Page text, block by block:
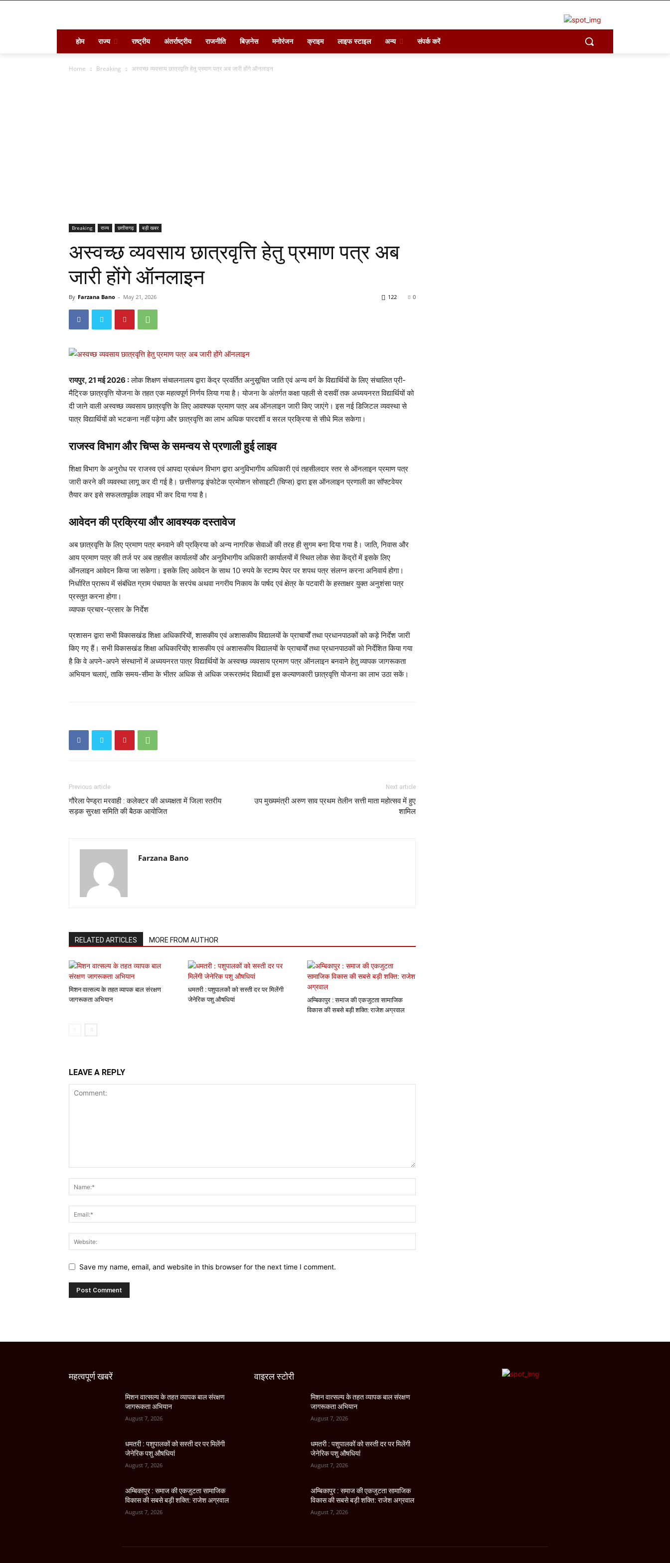
होम राज्य राष्ट्रीय अंतर्राष्ट्रीय राजनीति बिज़नेस मनोरंजन क्राइम लाइफ स्टाइल अन्य संपर्क करें
Home Breaking अस्वच्छ व्यवसाय छात्रवृत्ति हेतु प्रमाण पत्र अब जारी होंगे ऑनलाइन
Breaking राज्य छत्तीसगढ़ बड़ी खबर
अस्वच्छ व्यवसाय छात्रवृत्ति हेतु प्रमाण पत्र अब
जारी होंगे ऑनलाइन
By Farzana Bano - May 21, 2026 0
122
रायपुर, 21 मई 2026 :लोक शिक्षण संचालनालय द्वारा केंद्र प्रवर्तित अनुसूचित जाति एवं अन्य वर्ग के विद्यार्थियों के लिए संचालित प्री-
मैट्रिक छात्रवृत्ति योजना के तहत एक महत्वपूर्ण निर्णय लिया गया है। योजना के अंतर्गत कक्षा पहली से दसवीं तक अध्ययनरत विद्यार्थियों को
दी जाने वाली अस्वच्छ व्यवसाय छात्रवृत्ति के लिए आवश्यक प्रमाण पत्र अब ऑनलाइन जारी किए जाएंगे। इस नई डिजिटल व्यवस्था से
पात्र विद्यार्थियों को भटकना नहीं पड़ेगा और छात्रवृत्ति का लाभ अधिक पारदर्शी व सरल प्रक्रिया से सीधे मिल सकेगा।
राजस्व विभाग और चिप्स के समन्वय से प्रणाली हुई लाइव
शिक्षा विभाग के अनुरोध पर राजस्व एवं आपदा प्रबंधन विभाग द्वारा अनुविभागीय अधिकारी एवं तहसीलदार स्तर से ऑनलाइन प्रमाण पत्र
जारी करने की व्यवस्था लागू कर दी गई है। छत्तीसगढ़ इंफोटेक प्रमोशन सोसाइटी (चिप्स) द्वारा इस ऑनलाइन प्रणाली का सॉफ्टवेयर
तैयार कर इसे सफलतापूर्वक लाइव भी कर दिया गया है।
आवेदन की प्रक्रिया और आवश्यक दस्तावेज
अब छात्रवृत्ति के लिए प्रमाण पत्र बनवाने की प्रक्रिया को अन्य नागरिक सेवाओं की तरह ही सुगम बना दिया गया है। जाति, निवास और
आय प्रमाण पत्र की तर्ज पर अब तहसील कार्यालयों और अनुविभागीय अधिकारी कार्यालयों में स्थित लोक सेवा केंद्रों में इसके लिए
ऑनलाइन आवेदन किया जा सकेगा। इसके लिए आवेदन के साथ 10 रुपये के स्टाम्प पेपर पर शपथ पत्र संलग्न करना अनिवार्य होगा।
निर्धारित प्रारूप में संबंधित ग्राम पंचायत के सरपंच अथवा नगरीय निकाय के पार्षद एवं क्षेत्र के पटवारी के हस्ताक्षर युक्त अनुशंसा पत्र
प्रस्तुत करना होगा।
व्यापक प्रचार-प्रसार के निर्देश
प्रशासन द्वारा सभी विकासखंड शिक्षा अधिकारियों, शासकीय एवं अशासकीय विद्यालयों के प्राचार्यों तथा प्रधानपाठकों को कड़े निर्देश जारी
किए गए हैं। सभी विकासखंड शिक्षा अधिकारियोंए शासकीय एवं अशासकीय विद्यालयों के प्राचार्यों तथा प्रधानपाठकों को निर्देशित किया गया
है कि वे अपने-अपने संस्थानों में अध्ययनरत पात्र विद्यार्थियों के अस्वच्छ व्यवसाय प्रमाण पत्र ऑनलाइन बनवाने हेतु व्यापक जागरूकता
अभियान चलाएं, ताकि समय-सीमा के भीतर अधिक से अधिक जरूरतमंद विद्यार्थी इस कल्याणकारी छात्रवृत्ति योजना का लाभ उठा सकें।
Previous article
गौरेला पेण्ड्रा मरवाही : कलेक्टर की अध्यक्षता में जिला स्तरीय
सड़क सुरक्षा समिति की बैठक आयोजित
Next article
उप मुख्यमंत्री अरुण साव प्रथम तेलीन सत्ती माता महोत्सव में हुए
शामिल
Farzana Bano
RELATED ARTICLES MORE FROM AUTHOR
मिशन वात्सल्य के तहत व्यापक बाल संरक्षण
जागरूकता अभियान
धमतरी : पशुपालकों को सस्ती दर पर मिलेंगी
जेनेरिक पशु औषधियां
अम्बिकापुर : समाज की एकजुटता सामाजिक
विकास की सबसे बड़ी शक्ति: राजेश अग्रवाल
LEAVE A REPLY
Save my name, email, and website in this browser for the next time I comment.
महत्वपूर्ण खबरें
मिशन वात्सल्य के तहत व्यापक बाल संरक्षण
जागरूकता अभियान
August 7, 2026
धमतरी : पशुपालकों को सस्ती दर पर मिलेंगी
जेनेरिक पशु औषधियां
August 7, 2026
अम्बिकापुर : समाज की एकजुटता सामाजिक
विकास की सबसे बड़ी शक्ति: राजेश अग्रवाल
August 7, 2026
वाइरल स्टोरी
मिशन वात्सल्य के तहत व्यापक बाल संरक्षण
जागरूकता अभियान
August 7, 2026
धमतरी : पशुपालकों को सस्ती दर पर मिलेंगी
जेनेरिक पशु औषधियां
August 7, 2026
अम्बिकापुर : समाज की एकजुटता सामाजिक
विकास की सबसे बड़ी शक्ति: राजेश अग्रवाल
August 7, 2026